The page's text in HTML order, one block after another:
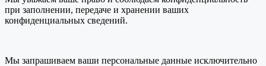
при заполнении, передаче и хранении ваших
конфиденциальных сведений.
Мы запрашиваем ваши персональные данные исключительно